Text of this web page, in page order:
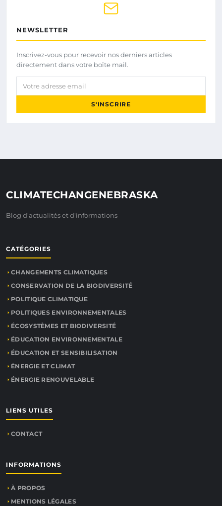
NEWSLETTER
Inscrivez-vous pour recevoir nos derniers articles
directement dans votre boîte mail.
Votre adresse email
S'INSCRIRE
CLIMATECHANGENEBRASKA
Blog d'actualités et d'informations
CATÉGORIES
CHANGEMENTS CLIMATIQUES
CONSERVATION DE LA BIODIVERSITÉ
POLITIQUE CLIMATIQUE
POLITIQUES ENVIRONNEMENTALES
ÉCOSYSTÈMES ET BIODIVERSITÉ
ÉDUCATION ENVIRONNEMENTALE
ÉDUCATION ET SENSIBILISATION
ÉNERGIE ET CLIMAT
ÉNERGIE RENOUVELABLE
LIENS UTILES
CONTACT
INFORMATIONS
À PROPOS
MENTIONS LÉGALES